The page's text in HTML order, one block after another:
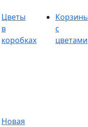
Цветы
в
коробках
с
цветами
Новая